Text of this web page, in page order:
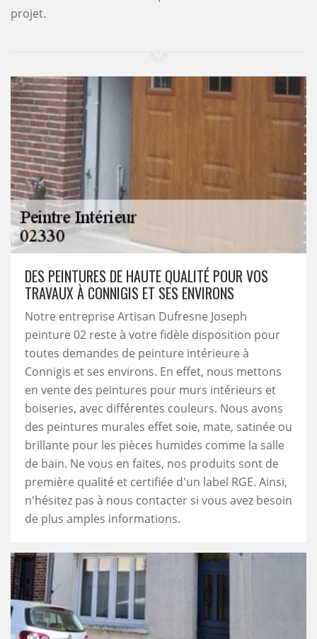
projet.
DES PEINTURES DE HAUTE QUALITÉ POUR VOS
TRAVAUX À CONNIGIS ET SES ENVIRONS
Notre entreprise Artisan Dufresne Joseph
peinture 02 reste à votre fidèle disposition pour
toutes demandes de peinture intérieure à
Connigis et ses environs. En effet, nous mettons
en vente des peintures pour murs intérieurs et
boiseries, avec différentes couleurs. Nous avons
des peintures murales effet soie, mate, satinée ou
brillante pour les pièces humides comme la salle
de bain. Ne vous en faites, nos produits sont de
première qualité et certifiée d'un label RGE. Ainsi,
n'hésitez pas à nous contacter si vous avez besoin
de plus amples informations.